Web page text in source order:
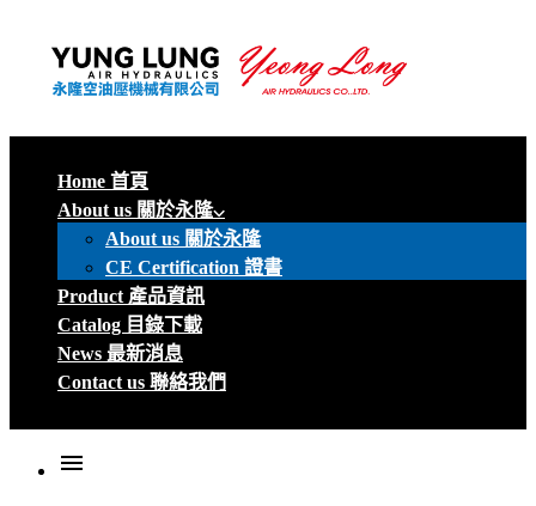
Home 首頁
About us 關於永隆
About us 關於永隆
CE Certification 證書
Product 產品資訊
Catalog 目錄下載
News 最新消息
Contact us 聯絡我們
menu